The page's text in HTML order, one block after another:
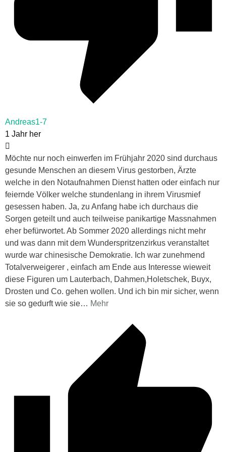
Andreas1-7
1 Jahr her
Möchte nur noch einwerfen im Frühjahr 2020 sind durchaus
gesunde Menschen an diesem Virus gestorben, Ärzte
welche in den Notaufnahmen Dienst hatten oder einfach nur
feiernde Völker welche stundenlang in ihrem Virusmief
gesessen haben. Ja, zu Anfang habe ich durchaus die
Sorgen geteilt und auch teilweise panikartige Massnahmen
eher befürwortet. Ab Sommer 2020 allerdings nicht mehr
und was dann mit dem Wunderspritzenzirkus veranstaltet
wurde war chinesische Demokratie. Ich war zunehmend
Totalverweigerer , einfach am Ende aus Interesse wieweit
diese Figuren um Lauterbach, Dahmen,Holetschek, Buyx,
Drosten und Co. gehen wollen. Und ich bin mir sicher, wenn
sie so gedurft wie sie… Mehr